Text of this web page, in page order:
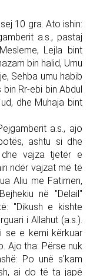
10 gra. Ato ishin:
a.s., pastaj
Lejla bint
bin halid, Umu
Sehba umu habib
bin Rr-ebi bin Abdul
dhe Muhaja bint
a.s., ajo
ashtu si dhe
vajza tjetër e
ndër vajzat më të
Aliu me Fatimen,
në "Delail"
"Dikush e kishte
i Allahut (a.s.).
se e kemi kërkuar
Ajo tha: Përse nuk
Po unë s'kam
ai do të ta japë